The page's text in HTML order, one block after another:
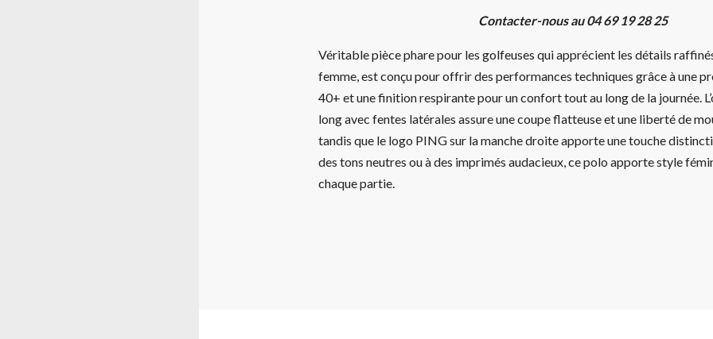
Contacter-nous au 04 69 19 28 25
Véritable pièce phare pour les golfeuses qui apprécient les détails
femme, est conçu pour offrir des performances techniques grâce à une
40+ et une finition respirante pour un confort tout au long de la journée.
long avec fentes latérales assure une coupe flatteuse et une liberté de
tandis que le logo PING sur la manche droite apporte une touche
des tons neutres ou à des imprimés audacieux, ce polo apporte style
chaque partie.